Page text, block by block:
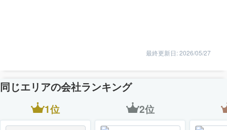
最終更新日: 2026/05/27
同じエリアの会社ランキング
1位 2位